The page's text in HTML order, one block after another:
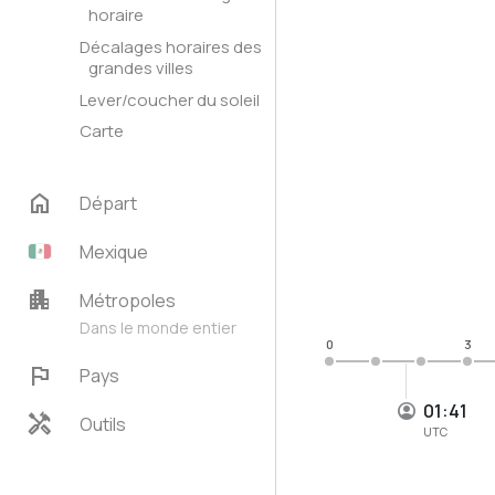
horaire
Décalages horaires des
grandes villes
Lever/coucher du soleil
Carte
home
Départ
Mexique
apartment Métropoles
Dans le monde entier
flag Pays
handyman Outils
01:41
UTC
0 3